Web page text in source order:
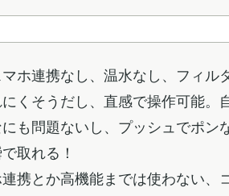
ホ連携なし、温水なし、フィル
くそうだし、直感で操作可能。
も問題ないし、プッシュでポン
取れる！
携とか高機能までは使わない、